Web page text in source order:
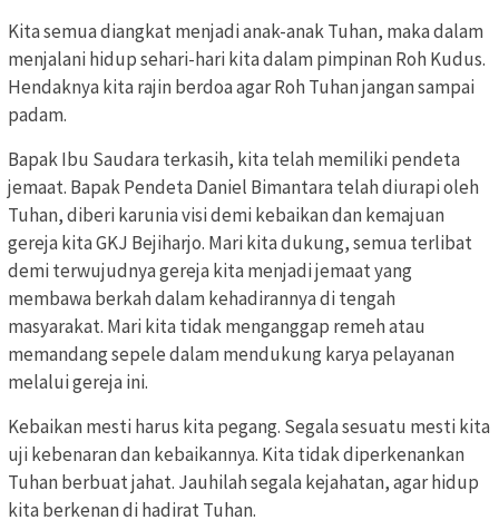
Kita semua diangkat menjadi anak-anak Tuhan, maka dalam
menjalani hidup sehari-hari kita dalam pimpinan Roh Kudus.
Hendaknya kita rajin berdoa agar Roh Tuhan jangan sampai
padam.
Bapak Ibu Saudara terkasih, kita telah memiliki pendeta
jemaat. Bapak Pendeta Daniel Bimantara telah diurapi oleh
Tuhan, diberi karunia visi demi kebaikan dan kemajuan
gereja kita GKJ Bejiharjo. Mari kita dukung, semua terlibat
demi terwujudnya gereja kita menjadi jemaat yang
membawa berkah dalam kehadirannya di tengah
masyarakat. Mari kita tidak menganggap remeh atau
memandang sepele dalam mendukung karya pelayanan
melalui gereja ini.
Kebaikan mesti harus kita pegang. Segala sesuatu mesti kita
uji kebenaran dan kebaikannya. Kita tidak diperkenankan
Tuhan berbuat jahat. Jauhilah segala kejahatan, agar hidup
kita berkenan di hadirat Tuhan.